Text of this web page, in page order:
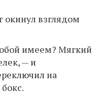
окинул взглядом
имеем? Мягкий
— и
на